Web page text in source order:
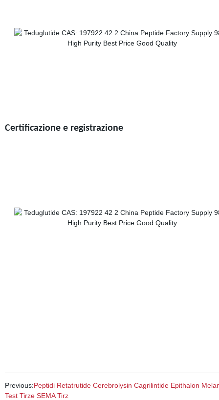
Certificazione e registrazione
Previous:Peptidi Retatrutide Cerebrolysin Cagrilintide Epithalon
Test Tirze SEMA Tirz